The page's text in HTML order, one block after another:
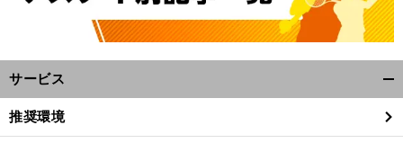
サービス
閉
推奨環境